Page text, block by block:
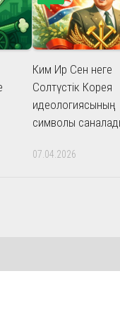
Ким Ир Сен неге
Солтүстік Корея
идеологиясының
символы
07.04.2026